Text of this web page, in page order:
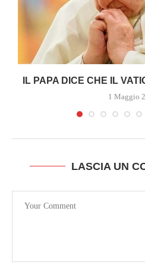
IL PAPA DICE CHE IL
1 Maggio
LASCIA UN